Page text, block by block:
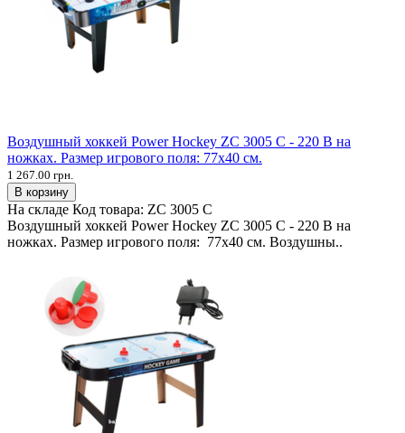
Воздушный хоккей Power Hockey ZC 3005 С - 220 В на
ножках. Размер игрового поля: 77х40 см.
1 267.00 грн.
В корзину
На складе Код товара: ZC 3005 С
Воздушный хоккей Power Hockey ZC 3005 С - 220 В на
ножках. Размер игрового поля: 77х40 см. Воздушны..